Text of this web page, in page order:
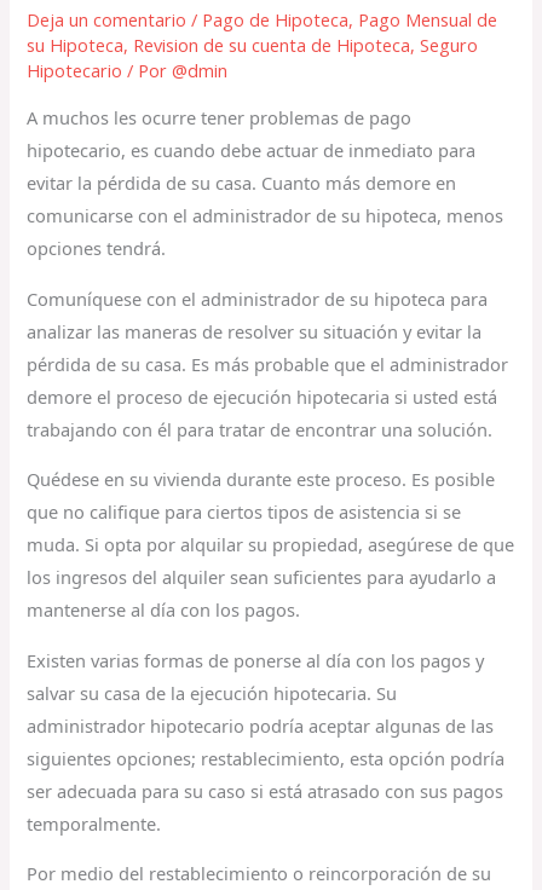
Deja un comentario / Pago de Hipoteca, Pago Mensual de
su Hipoteca, Revision de su cuenta de Hipoteca,Seguro
Hipotecario / Por@dmin
A muchos les ocurre tener problemas de pago
hipotecario, es cuando debe actuar de inmediato para
evitar la pérdida de su casa. Cuanto más demore en
comunicarse con el administrador de su hipoteca, menos
opciones tendrá.
Comuníquese con el administrador de su hipoteca para
analizar las maneras de resolver su situación y evitar la
pérdida de su casa. Es más probable que el administrador
demore el proceso de ejecución hipotecaria si usted está
trabajando con él para tratar de encontrar una solución.
Quédese en su vivienda durante este proceso. Es posible
que no califique para ciertos tipos de asistencia si se
muda. Si opta por alquilar su propiedad, asegúrese de que
los ingresos del alquiler sean suficientes para ayudarlo a
mantenerse al día con los pagos.
Existen varias formas de ponerse al día con los pagos y
salvar su casa de la ejecución hipotecaria. Su
administrador hipotecario podría aceptar algunas de las
siguientes opciones; restablecimiento, esta opción podría
ser adecuada para su caso si está atrasado con sus pagos
temporalmente.
Por medio del restablecimiento o reincorporación de su